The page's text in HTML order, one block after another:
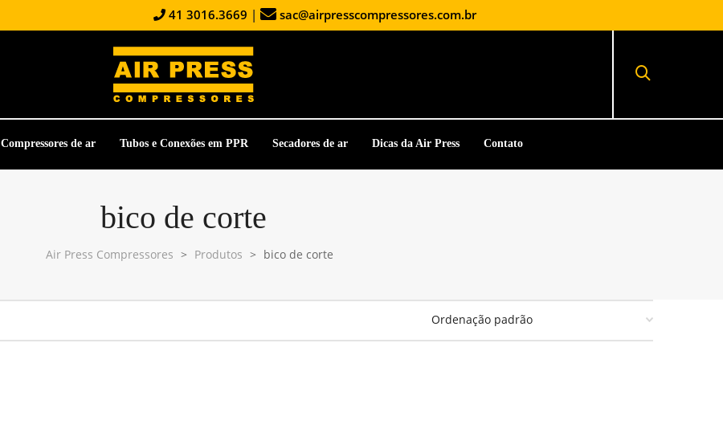
41 3016.3669 | sac@airpresscompressores.com.br
Compressores de ar Tubos e Conexões em PPR Secadores de ar Dicas da Air Press Contato
bico de corte
Air Press Compressores > Produtos > bico de corte